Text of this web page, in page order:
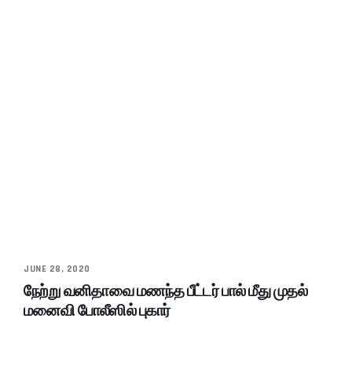
JUNE 28, 2020
நேற்று வனிதாவை மணந்த பீட்டர் பால் மீது முதல்
மனைவி போலீஸில் புகார்